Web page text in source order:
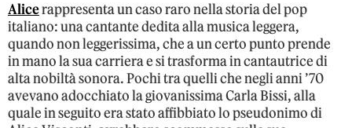
Alicerappresenta un caso raro nella storia del pop
italiano: una cantante dedita alla musica leggera,
quando non leggerissima, che a un certo punto prende
in mano la sua carriera e si trasforma in cantautrice di
alta nobiltà sonora. Pochi tra quelli che negli anni ’70
avevano adocchiato la giovanissima Carla Bissi, alla
quale in seguito era stato affibbiato lo pseudonimo di